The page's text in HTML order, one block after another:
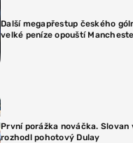
Další megapřestup českého
velké peníze opouští
První porážka nováčka. Slovan
rozhodl pohotový Dulay